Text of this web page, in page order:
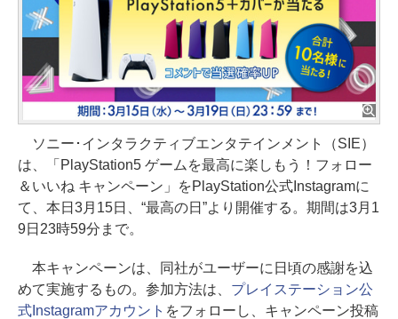
ソニー･インタラクティブエンタテインメント（SIE）
は、「PlayStation5 ゲームを最高に楽しもう！フォロー
＆いいね キャンペーン」をPlayStation公式Instagramに
て、本日3月15日、“最高の日”より開催する。期間は3月1
9日23時59分まで。
本キャンペーンは、同社がユーザーに日頃の感謝を込
めて実施するもの。参加方法は、 プレイステーション公
式Instagramアカウント をフォローし、キャンペーン投稿